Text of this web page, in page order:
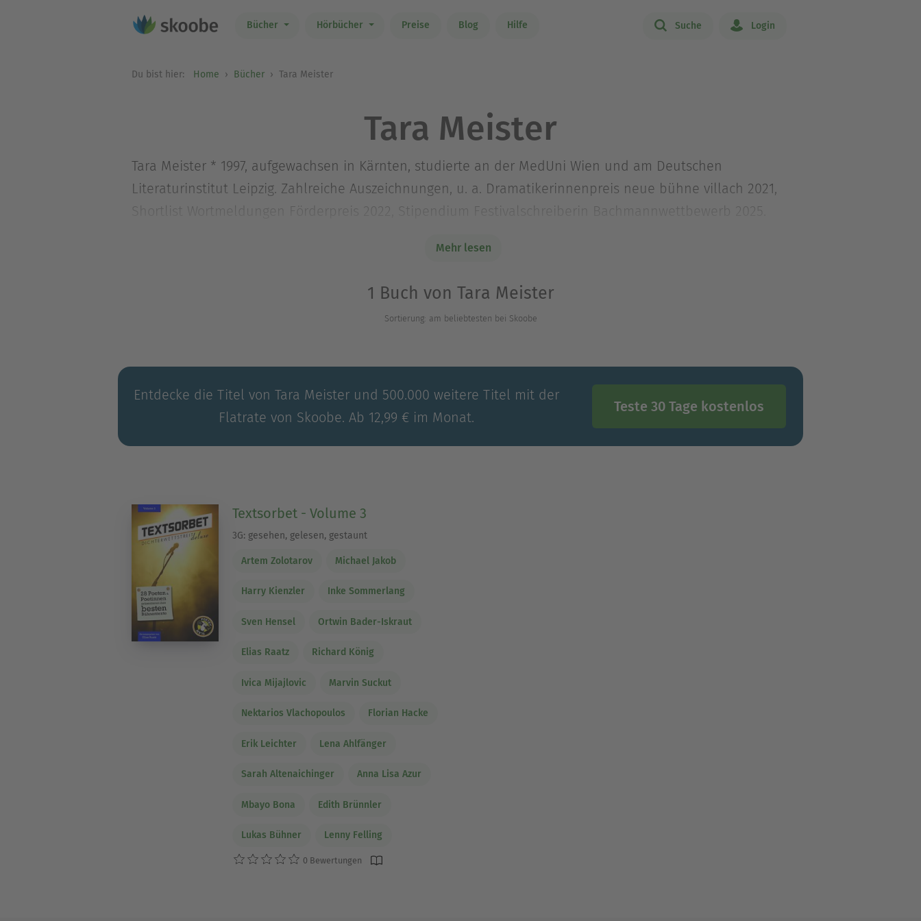
Bücher Hörbücher Preise Blog Hilfe Suche Login
Du bist hier: Home Bücher Tara Meister
Tara Meister
Tara Meister * 1997, aufgewachsen in Kärnten, studierte an der MedUni Wien und am Deutschen
Literaturinstitut Leipzig. Zahlreiche Auszeichnungen, u. a. Dramatikerinnenpreis neue bühne villach 2021,
Shortlist Wortmeldungen Förderpreis 2022, Stipendium Festivalschreiberin Bachmannwettbewerb 2025.
Mehr lesen
1 Buch von Tara Meister
Sortierung: am beliebtesten bei Skoobe
Entdecke die Titel von Tara Meister und 500.000 weitere Titel mit der
Flatrate von Skoobe. Ab 12,99 € im Monat.
Teste 30 Tage kostenlos
Textsorbet - Volume 3
3G: gesehen, gelesen, gestaunt
Artem Zolotarov Michael Jakob
Harry Kienzler Inke Sommerlang
Sven Hensel Ortwin Bader-Iskraut
Elias Raatz Richard König
Ivica Mijajlovic Marvin Suckut
Nektarios Vlachopoulos Florian Hacke
Erik Leichter Lena Ahlfänger
Sarah Altenaichinger Anna Lisa Azur
Mbayo Bona Edith Brünnler
Lukas Bühner Lenny Felling
0 Bewertungen